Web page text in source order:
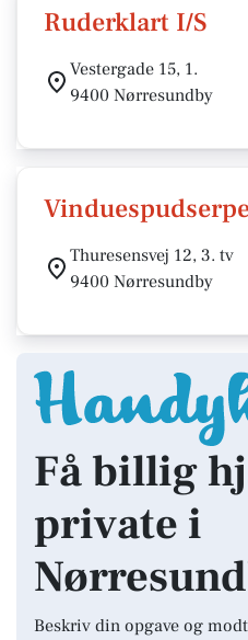
Ruderklart I/S
Vestergade 15, 1.
9400 Nørresundby
Thuresensvej 12, 3. tv
9400 Nørresundby
Få billig
private i
Beskriv din opgave og